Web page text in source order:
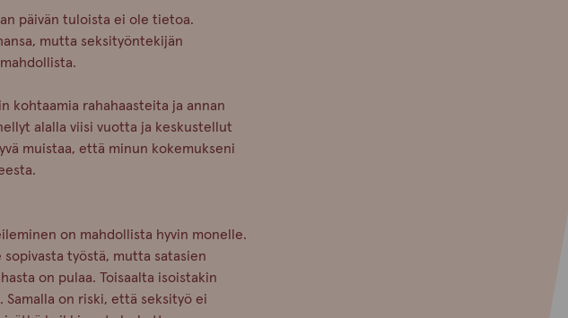
päivän tuloista ei ole tietoa.
mutta seksityöntekijän
kohtaamia rahahaasteita ja annan
alalla viisi vuotta ja keskustellut
muistaa, että minun kokemukseni
on mahdollista hyvin monelle.
työstä, mutta satasien
on pulaa. Toisaalta isoistakin
on riski, että seksityö ei